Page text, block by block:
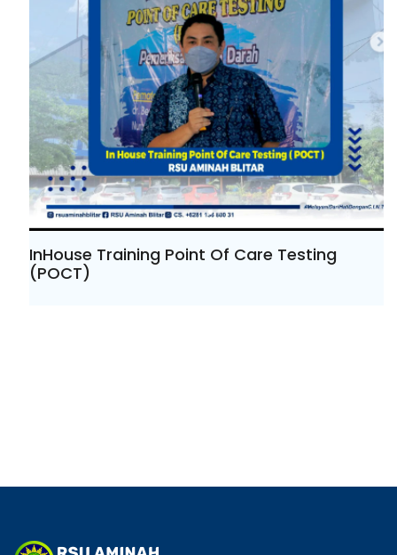
InHouse Training Point Of Care Testing
(POCT)